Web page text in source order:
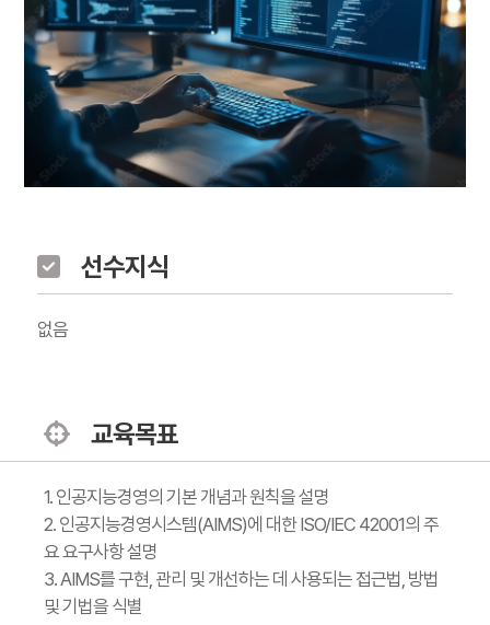
선수지식
없음
교육목표
1. 인공지능경영의 기본 개념과 원칙을 설명
2. 인공지능경영시스템(AIMS)에 대한 ISO/IEC 42001의 주
요 요구사항 설명
3. AIMS를 구현, 관리 및 개선하는 데 사용되는 접근법, 방법
및 기법을 식별